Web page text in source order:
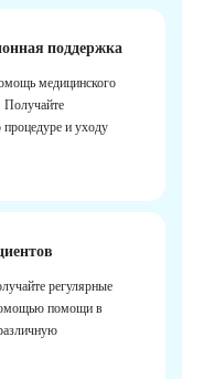
поддержка
медицинского
Получайте
и уходу
регулярные
помощи в